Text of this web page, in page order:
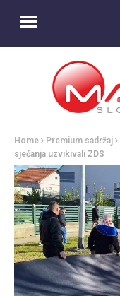
Home Premium sadržaj
sjećanja uzvikivali ZDS